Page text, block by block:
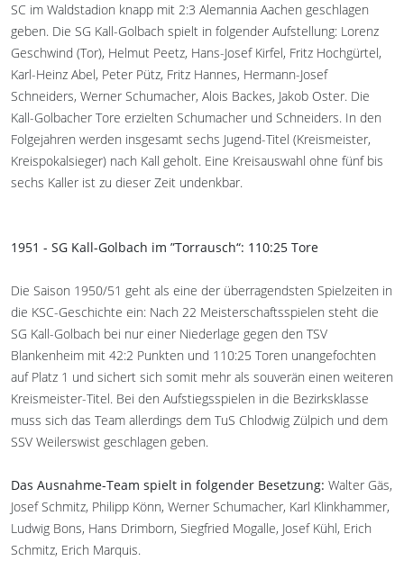
SC im Waldstadion knapp mit 2:3 Alemannia Aachen geschlagen
geben. Die SG Kall-Golbach spielt in folgender Aufstellung: Lorenz
Geschwind (Tor), Helmut Peetz, Hans-Josef Kirfel, Fritz Hochgürtel,
Karl-Heinz Abel, Peter Pütz, Fritz Hannes, Hermann-Josef
Schneiders, Werner Schumacher, Alois Backes, Jakob Oster. Die
Kall-Golbacher Tore erzielten Schumacher und Schneiders. In den
Folgejahren werden insgesamt sechs Jugend-Titel (Kreismeister,
Kreispokalsieger) nach Kall geholt. Eine Kreisauswahl ohne fünf bis
sechs Kaller ist zu dieser Zeit undenkbar.
1951 - SG Kall-Golbach im ”Torrausch“: 110:25 Tore
Die Saison 1950/51 geht als eine der überragendsten Spielzeiten in
die KSC-Geschichte ein: Nach 22 Meisterschaftsspielen steht die
SG Kall-Golbach bei nur einer Niederlage gegen den TSV
Blankenheim mit 42:2 Punkten und 110:25 Toren unangefochten
auf Platz 1 und sichert sich somit mehr als souverän einen weiteren
Kreismeister-Titel. Bei den Aufstiegsspielen in die Bezirksklasse
muss sich das Team allerdings dem TuS Chlodwig Zülpich und dem
SSV Weilerswist geschlagen geben.
Das Ausnahme-Team spielt in folgender Besetzung: Walter Gäs,
Josef Schmitz, Philipp Könn, Werner Schumacher, Karl Klinkhammer,
Ludwig Bons, Hans Drimborn, Siegfried Mogalle, Josef Kühl, Erich
Schmitz, Erich Marquis.